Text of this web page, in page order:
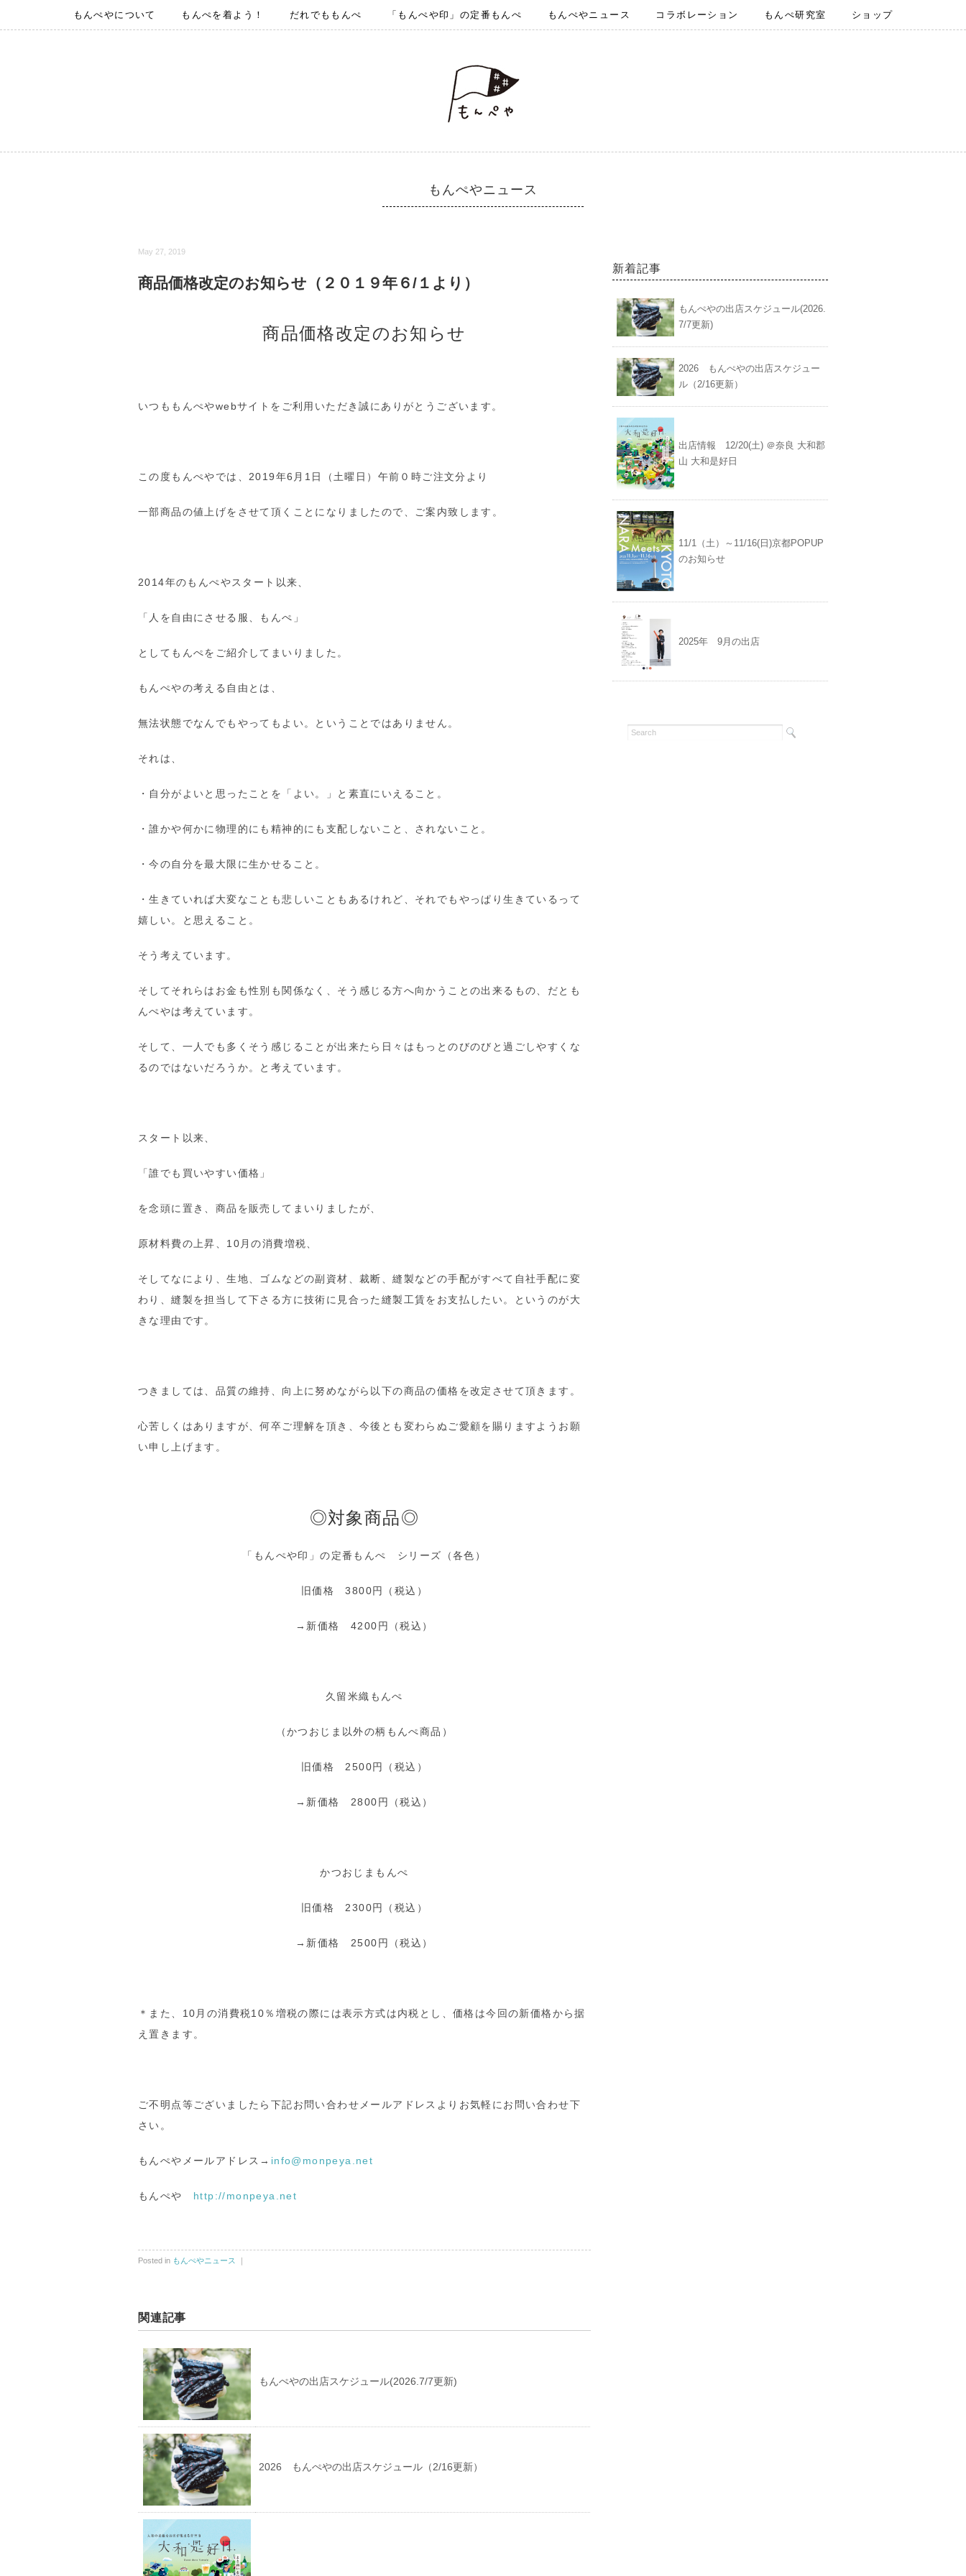
もんぺやについて もんぺを着よう！ だれでももんぺ 「もんぺや印」の定番もんぺ もんぺやニュース コラボレーション もんぺ研究室 ショップ
もんぺやニュース
May 27, 2019
商品価格改定のお知らせ（２０１９年６/１より）
商品価格改定のお知らせ
いつももんぺやwebサイトをご利用いただき誠にありがとうございます。
この度もんぺやでは、2019年6月1日（土曜日）午前０時ご注文分より
一部商品の値上げをさせて頂くことになりましたので、ご案内致します。
2014年のもんぺやスタート以来、
「人を自由にさせる服、もんぺ」
としてもんぺをご紹介してまいりました。
もんぺやの考える自由とは、
無法状態でなんでもやってもよい。ということではありません。
それは、
・自分がよいと思ったことを「よい。」と素直にいえること。
・誰かや何かに物理的にも精神的にも支配しないこと、されないこと。
・今の自分を最大限に生かせること。
・生きていれば大変なことも悲しいこともあるけれど、それでもやっぱり生きているって
嬉しい。と思えること。
そう考えています。
そしてそれらはお金も性別も関係なく、そう感じる方へ向かうことの出来るもの、だとも
んぺやは考えています。
そして、一人でも多くそう感じることが出来たら日々はもっとのびのびと過ごしやすくな
るのではないだろうか。と考えています。
スタート以来、
「誰でも買いやすい価格」
を念頭に置き、商品を販売してまいりましたが、
原材料費の上昇、10月の消費増税、
そしてなにより、生地、ゴムなどの副資材、裁断、縫製などの手配がすべて自社手配に変
わり、縫製を担当して下さる方に技術に見合った縫製工賃をお支払したい。というのが大
きな理由です。
つきましては、品質の維持、向上に努めながら以下の商品の価格を改定させて頂きます。
心苦しくはありますが、何卒ご理解を頂き、今後とも変わらぬご愛顧を賜りますようお願
い申し上げます。
◎対象商品◎
「もんぺや印」の定番もんぺ シリーズ（各色）
旧価格 3800円（税込）
→新価格 4200円（税込）
久留米織もんぺ
（かつおじま以外の柄もんぺ商品）
旧価格 2500円（税込）
→新価格 2800円（税込）
かつおじまもんぺ
旧価格 2300円（税込）
→新価格 2500円（税込）
＊また、10月の消費税10％増税の際には表示方式は内税とし、価格は今回の新価格から据
え置きます。
ご不明点等ございましたら下記お問い合わせメールアドレスよりお気軽にお問い合わせ下
さい。
もんぺやメールアドレス→ info@monpeya.net
もんぺや http://monpeya.net
Posted in もんぺやニュース ｜
関連記事
もんぺやの出店スケジュール(2026.7/7更新)
2026 もんぺやの出店スケジュール（2/16更新）
新着記事
もんぺやの出店スケジュール(2026.
7/7更新)
2026 もんぺやの出店スケジュー
ル（2/16更新）
出店情報 12/20(土) ＠奈良 大和郡
山 大和是好日
11/1（土）～11/16(日)京都POPUP
のお知らせ
2025年 9月の出店